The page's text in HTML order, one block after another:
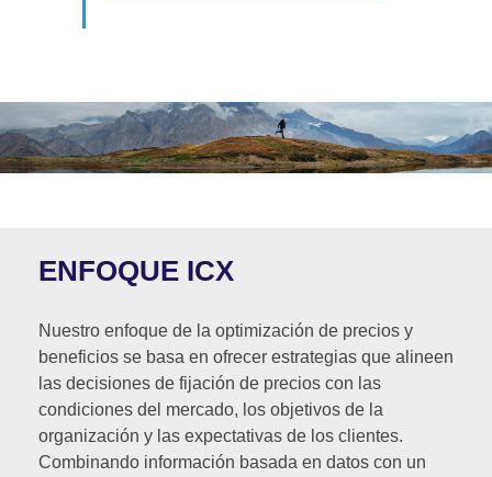
ENFOQUE ICX
Nuestro enfoque de la optimización de precios y
beneficios se basa en ofrecer estrategias que alineen
las decisiones de fijación de precios con las
condiciones del mercado, los objetivos de la
organización y las expectativas de los clientes.
Combinando información basada en datos con un